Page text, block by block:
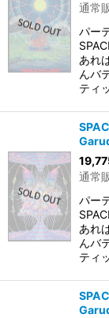
通常
パー
あれ
んバ
ティ
通常
パー
あれ
んバ
ティ